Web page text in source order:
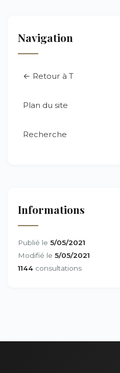
Navigation
← Retour à T
Plan du site
Recherche
Informations
Publié le 5/05/2021
Modifié le 5/05/2021
1144 consultations